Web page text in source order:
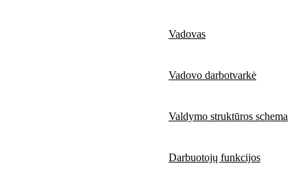
Vadovas
Vadovo darbotvarkė
Valdymo struktūros schema
Darbuotojų funkcijos